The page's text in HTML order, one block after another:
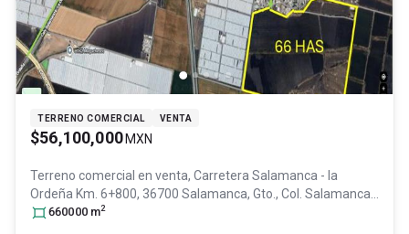
TERRENO COMERCIAL VENTA
$56,100,000 MXN
Terreno comercial en venta, Carretera Salamanca - la
Ordeña Km. 6+800, 36700 Salamanca, Gto., Col. Salamanca
Centro,Salamanca
660000 m2